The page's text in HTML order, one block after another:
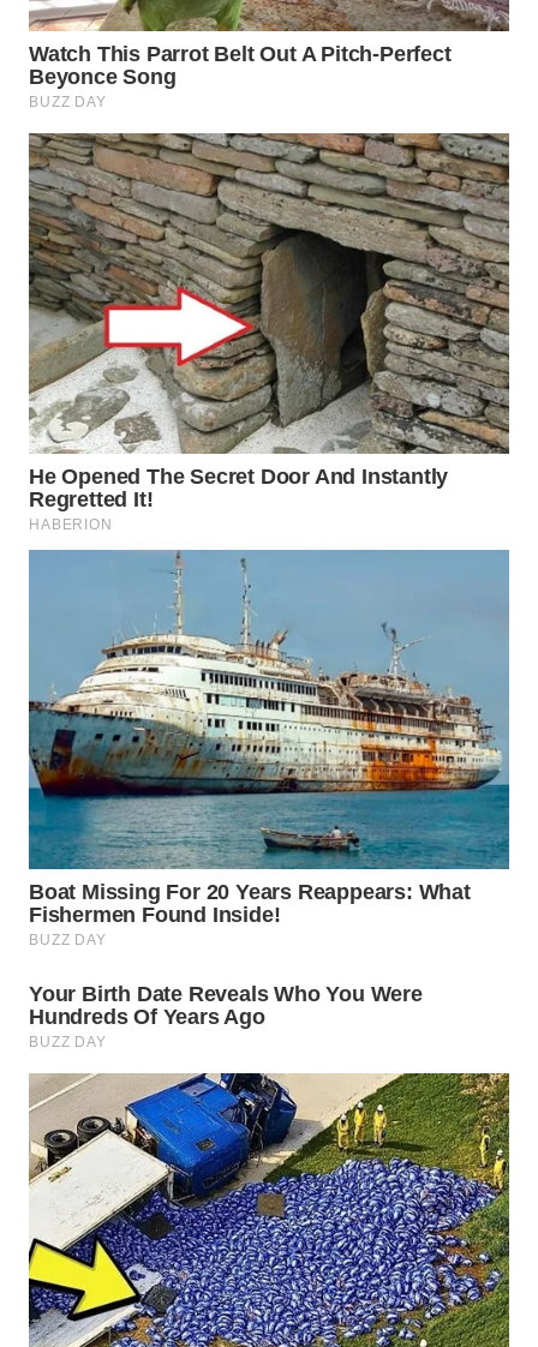
WN
PAKPAK
WN
KARAWANG
WN
BEKASI
WN
BOGOR
WN
DEPOK
WN
TAPANULI
UTARA
WN
PADANG
LAWAS
WN
SUMEDANG
WN
CIANJUR
WN
KEPULAUAN
SERIBU
TANGERANG
WN
BINJAI
WN
CIREBON